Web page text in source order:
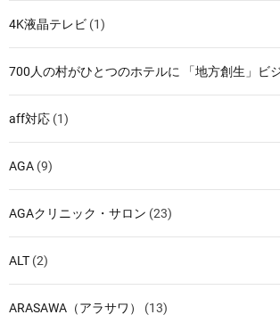
4K液晶テレビ (1)
700人の村がひとつのホテルに 「地方創生」ビ
aff対応 (1)
AGA (9)
AGAクリニック・サロン (23)
ALT (2)
ARASAWA（アラサワ） (13)